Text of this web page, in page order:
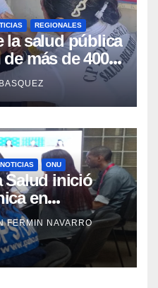
REGIONALES
la salud pública
más de 400
de
NOTICIAS ONU
Salud inició
en
junto a la
de la
FERMIN NAVARRO